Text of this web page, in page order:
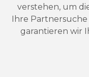
verstehen, um
Ihre
garantieren wir